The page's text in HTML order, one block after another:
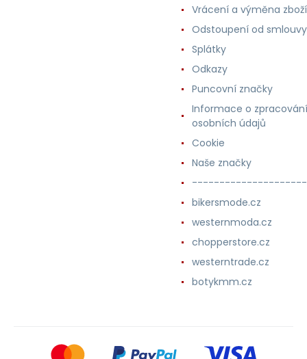
Vrácení a výměna zboží
Odstoupení od smlouvy
Splátky
Odkazy
Puncovní značky
Informace o zpracování
osobních údajů
Cookie
Naše značky
bikersmode.cz
westernmoda.cz
chopperstore.cz
westerntrade.cz
botykmm.cz